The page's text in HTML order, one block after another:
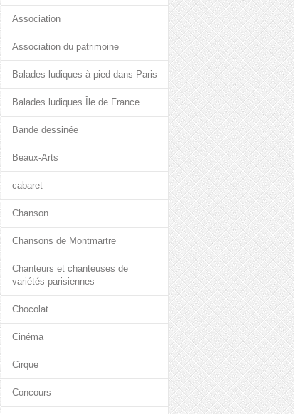
Association
Association du patrimoine
Balades ludiques à pied dans Paris
Balades ludiques Île de France
Bande dessinée
Beaux-Arts
cabaret
Chanson
Chansons de Montmartre
Chanteurs et chanteuses de
variétés parisiennes
Chocolat
Cinéma
Cirque
Concours